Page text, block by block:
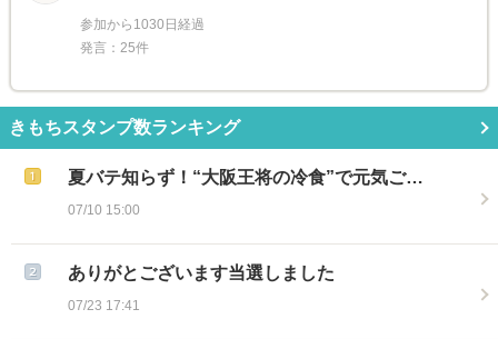
参加から1030日経過
発言：25件
きもちスタンプ数ランキング
夏バテ知らず！“大阪王将の冷食”で元気ご…
07/10 15:00
ありがとございます当選しました
07/23 17:41